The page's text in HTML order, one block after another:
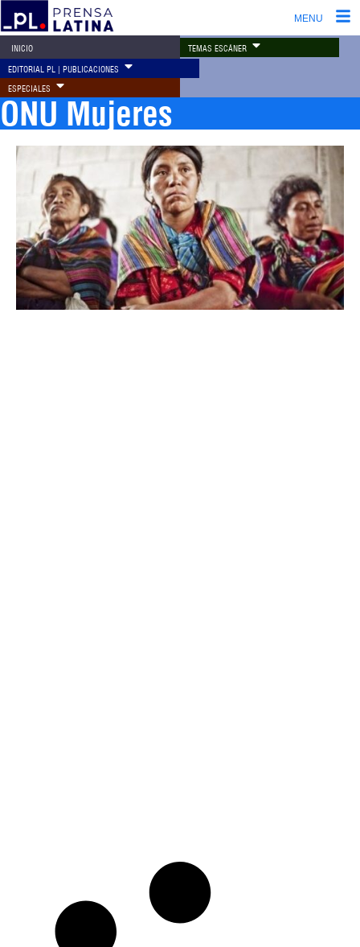
MENU
INICIO TEMAS ESCÁNER
EDITORIAL PL | PUBLICACIONES
ESPECIALES
ONU Mujeres